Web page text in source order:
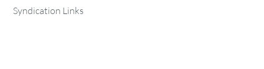
Syndication Links